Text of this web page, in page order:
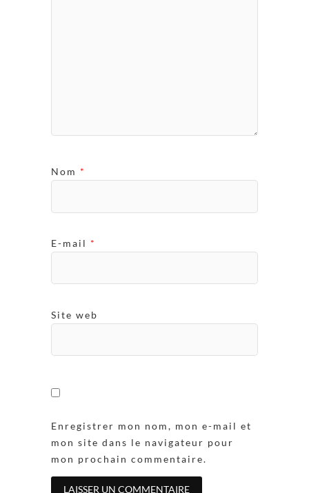
Nom *
E-mail *
Site web
Enregistrer mon nom, mon e-mail et
mon site dans le navigateur pour
mon prochain commentaire.